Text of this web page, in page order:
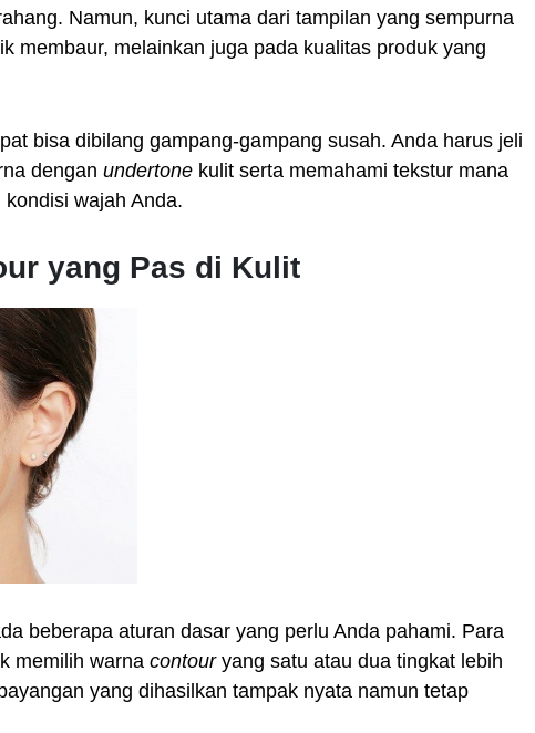
Namun, kunci utama dari tampilan yang sempurna
membaur, melainkan juga pada kualitas produk yang
bisa dibilang gampang-gampang susah. Anda harus jeli
dengan undertone kulit serta memahami tekstur mana
wajah Anda.
yang Pas di Kulit
beberapa aturan dasar yang perlu Anda pahami. Para
memilih warna contouryang satu atau dua tingkat lebih
yang dihasilkan tampak nyata namun tetap